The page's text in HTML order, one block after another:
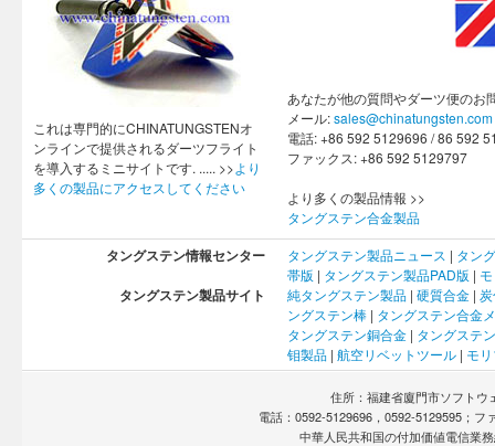
これは専門的にCHINATUNGSTENオ
ンラインで提供されるダーツフライト
を導入するミニサイトです. ..... >>より
多くの製品にアクセスしてください
あなたが他の質問やダーツ便のお
メール:sales@chinatungsten.com
電話: +86 592 5129696 / 86 592
ファックス: +86 592 5129797
より多くの製品情報 >>
タングステン合金製品
タングステン情報センター タングステン製品ニュース | タン
帯版 | タングステン製品PAD版 |
タングステン製品サイト 純タングステン製品 | 硬質合金 |
ングステン棒 | タングステン合金
タングステン銅合金 | タングステ
钼製品 | 航空リベットツール | モ
住所：福建省廈門市ソフトウ
電話：0592-5129696，0592-5129595；フ
中華人民共和国の付加価値電信業